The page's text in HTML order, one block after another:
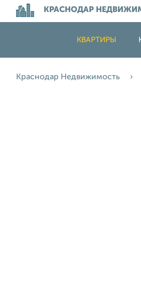
КРАСНОДАР
КВАРТИРЫ
Краснодар Недвижимость